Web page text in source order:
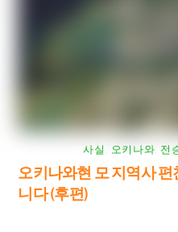
사실 오키나와 전
오키나와현 모 지역사
니다 (후편)